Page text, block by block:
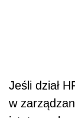
Jeśli dział
w